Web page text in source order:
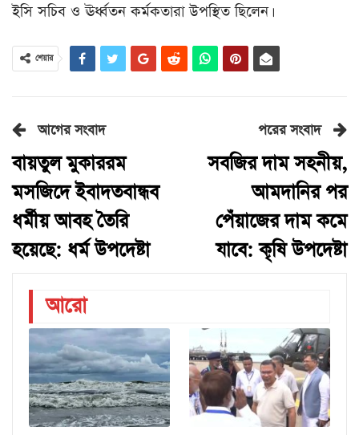
ইসি সচিব ও ঊর্ধ্বতন কর্মকতারা উপস্থিত ছিলেন।
শেয়ার
আগের সংবাদ
বায়তুল মুকাররম
মসজিদে ইবাদতবান্ধব
ধর্মীয় আবহ তৈরি
হয়েছে: ধর্ম উপদেষ্টা
পরের সংবাদ
সবজির দাম সহনীয়,
আমদানির পর
পেঁয়াজের দাম কমে
যাবে: কৃষি উপদেষ্টা
আরো